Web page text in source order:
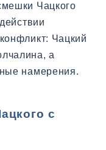
Чацкого
Чацкий
а
намерения.
с